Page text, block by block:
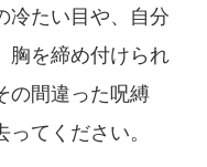
冷たい目や、自分
胸を締め付けられ
の間違った呪縛
てください。